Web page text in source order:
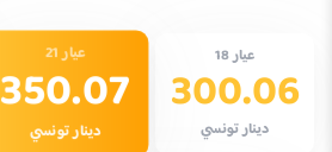
عيار 18
300.06
دينار تونسي
عيار 21
350.07
دينار تونسي